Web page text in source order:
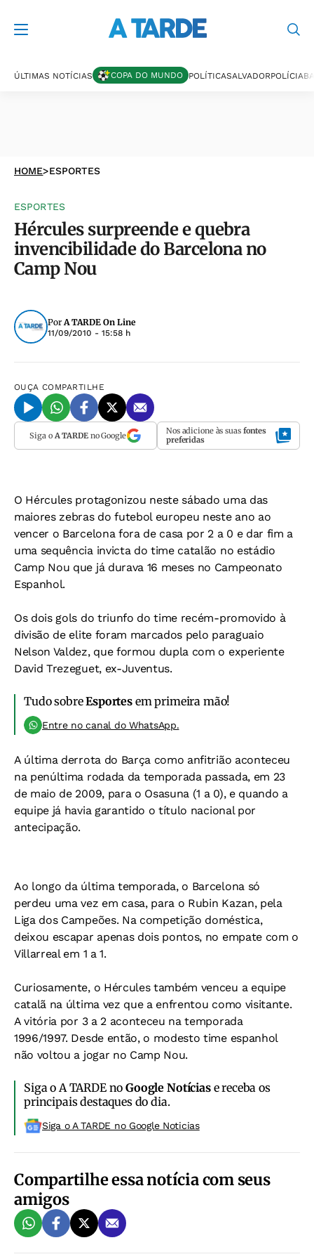
ÚLTIMAS NOTÍCIAS COPA DO MUNDO POLÍTICASALVADORPOLÍCIA
HOME>ESPORTES
ESPORTES
Hércules surpreende e quebra
invencibilidade do Barcelona no
Camp Nou
PorA TARDE On Line
11/09/2010 - 15:58 h
OUÇA COMPARTILHE
Siga o A TARDEno Google Nos adicione às suas fontes
preferidas
O Hércules protagonizou neste sábado uma das
maiores zebras do futebol europeu neste ano ao
vencer o Barcelona fora de casa por 2 a 0 e dar fim a
uma sequência invicta do time catalão no estádio
Camp Nou que já durava 16 meses no Campeonato
Espanhol.
Os dois gols do triunfo do time recém-promovido à
divisão de elite foram marcados pelo paraguaio
Nelson Valdez, que formou dupla com o experiente
David Trezeguet, ex-Juventus.
Tudo sobreEsportesem primeira mão!
Entre no canal do WhatsApp.
A última derrota do Barça como anfitrião aconteceu
na penúltima rodada da temporada passada, em 23
de maio de 2009, para o Osasuna (1 a 0), e quando a
equipe já havia garantido o título nacional por
antecipação.
Ao longo da última temporada, o Barcelona só
perdeu uma vez em casa, para o Rubin Kazan, pela
Liga dos Campeões. Na competição doméstica,
deixou escapar apenas dois pontos, no empate com o
Villarreal em 1 a 1.
Curiosamente, o Hércules também venceu a equipe
catalã na última vez que a enfrentou como visitante.
A vitória por 3 a 2 aconteceu na temporada
1996/1997. Desde então, o modesto time espanhol
não voltou a jogar no Camp Nou.
Siga o A TARDE noGoogle Notíciase receba os
principais destaques do dia.
Siga o A TARDE no Google Noticias
Compartilhe essa notícia com seus
amigos